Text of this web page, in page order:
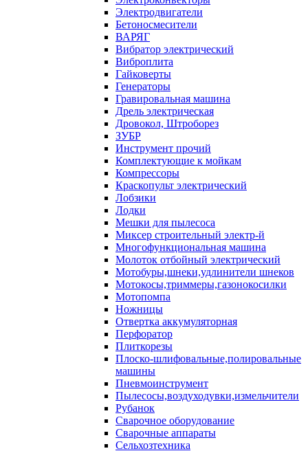
Электродвигатели
Бетоносмесители
ВАРЯГ
Вибратор электрический
Виброплита
Гайковерты
Генераторы
Гравировальная машина
Дрель электрическая
Дровокол, Штроборез
ЗУБР
Инструмент прочий
Комплектующие к мойкам
Компрессоры
Краскопульт электрический
Лобзики
Лодки
Мешки для пылесоса
Миксер строительный электр-й
Многофункциональная машина
Молоток отбойный электрический
Мотобуры,шнеки,удлинители шнеков
Мотокосы,триммеры,газонокосилки
Мотопомпа
Ножницы
Отвертка аккумуляторная
Перфоратор
Плиткорезы
Плоско-шлифовальные,полировальные
машины
Пневмоинструмент
Пылесосы,воздуходувки,измельчители
Рубанок
Сварочное оборудование
Сварочные аппараты
Сельхозтехника